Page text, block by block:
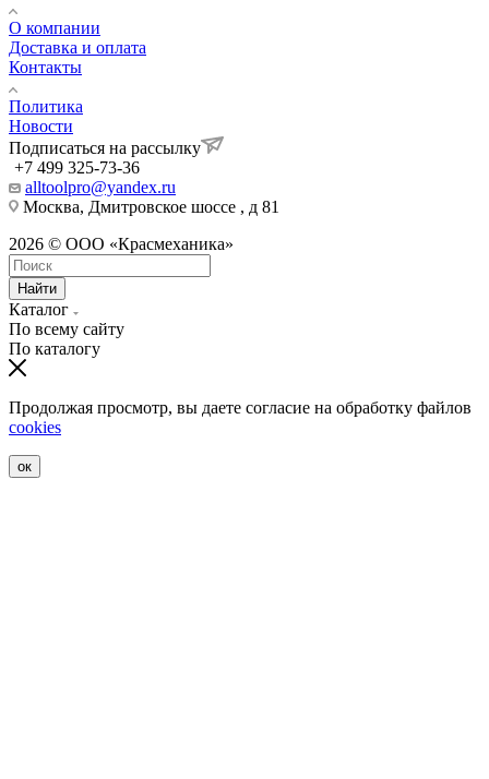
О компании
Доставка и оплата
Контакты
Политика
Новости
Подписаться на рассылку
+7 499 325-73-36
alltoolpro@yandex.ru
Москва, Дмитровское шоссе , д 81
2026 © ООО «Красмеханика»
Найти
Каталог
По всему сайту
По каталогу
Продолжая просмотр, вы даете согласие на обработку файлов
cookies
ок